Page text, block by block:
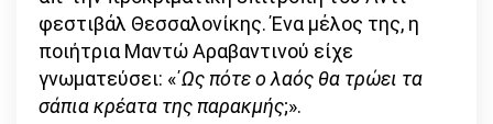
φεστιβάλ Θεσσαλονίκης. Ένα μέλος της, η
ποιήτρια Μαντώ Αραβαντινού είχε
γνωματεύσει: «΄Ως πότε ο λαός θα τρώει τα
σάπια κρέατα της παρακμής;».